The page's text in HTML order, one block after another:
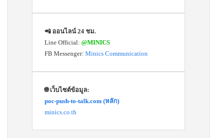
📲 ออนไลน์ 24 ชม.
Line Official: @MINICS
FB Messenger: Minics Communication
🌐 เว็บไซต์ข้อมูล:
poc-push-to-talk.com (หลัก)
minics.co.th